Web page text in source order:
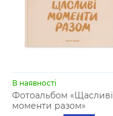
В наявності
Фотоальбом «‎Щасливі
моменти разом»